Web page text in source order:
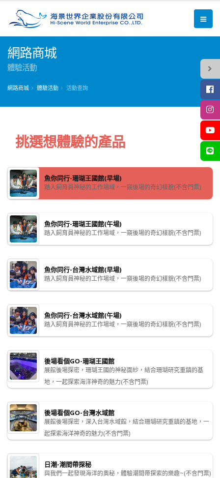
網路商城
體驗活動
網路商城 體驗活動 活動查詢
挑選想體驗的產品
魚你同行-珊瑚王國館(早場)
踏入飼育員神秘的工作場域，一窺後場的奇幻樣貌(不含門票)
魚你同行-珊瑚王國館(午場)
踏入飼育員神秘的工作場域，一窺後場的奇幻樣貌(不含門票)
魚你同行-台灣水域館(早場)
踏入飼育員神秘的工作場域，一窺後場的奇幻樣貌(不含門票)
魚你同行-台灣水域館(午場)
踏入飼育員神秘的工作場域，一窺後場的奇幻樣貌(不含門票)
後場看個GO-珊瑚王國館
展館後場探密，珊瑚王國的神秘面紗，結合珊瑚研究重鎮的基
地，一起探索海洋神奇的魅力(不含門票)
後場看個GO-台灣水域館
展館後場探密，深入台灣水域館，結合珊瑚研究重鎮的基地，一
起探索海洋神奇的魅力(不含門票)
日潮-潮間帶探秘
與我們一起發現海洋的奧秘，體驗潮間帶探索的樂趣~(不含門票)